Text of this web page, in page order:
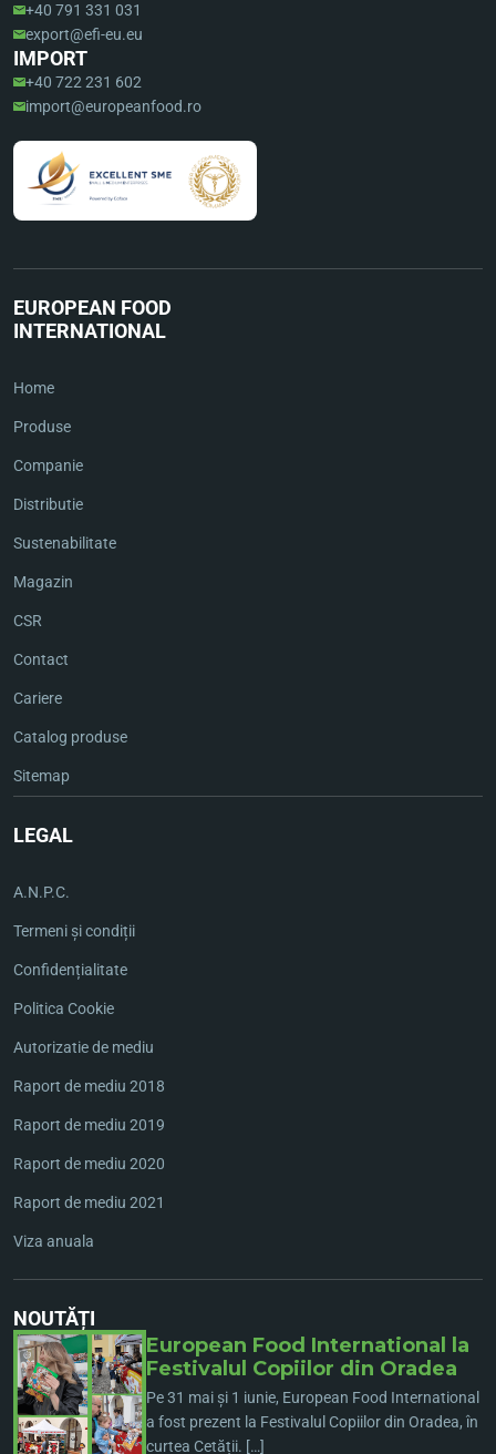
+40 791 331 031
export@efi-eu.eu
IMPORT
+40 722 231 602
import@europeanfood.ro
EUROPEAN FOOD
INTERNATIONAL
Home
Produse
Companie
Distributie
Sustenabilitate
Magazin
CSR
Contact
Cariere
Catalog produse
Sitemap
LEGAL
A.N.P.C.
Termeni și condiții
Confidențialitate
Politica Cookie
Autorizatie de mediu
Raport de mediu 2018
Raport de mediu 2019
Raport de mediu 2020
Raport de mediu 2021
Viza anuala
NOUTĂȚI
European Food International la
Festivalul Copiilor din Oradea
Pe 31 mai și 1 iunie, European Food International
a fost prezent la Festivalul Copiilor din Oradea, în
curtea Cetății. […]